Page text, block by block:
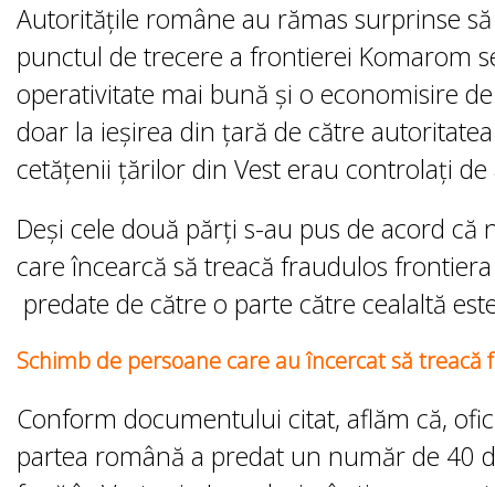
Autoritățile române au rămas surprinse
punctul de trecere a frontierei Komarom
operativitate mai bună și o economisire
doar la ieșirea din țară de către
cetățenii țărilor din Vest erau controlați
Deși cele două părți s-au pus de acord
care încearcă să treacă fraudulos
predate de către o parte către cealaltă
Schimb de persoane care au încercat să treacă
Conform documentului citat, aflăm că,
partea română a predat un număr de 40